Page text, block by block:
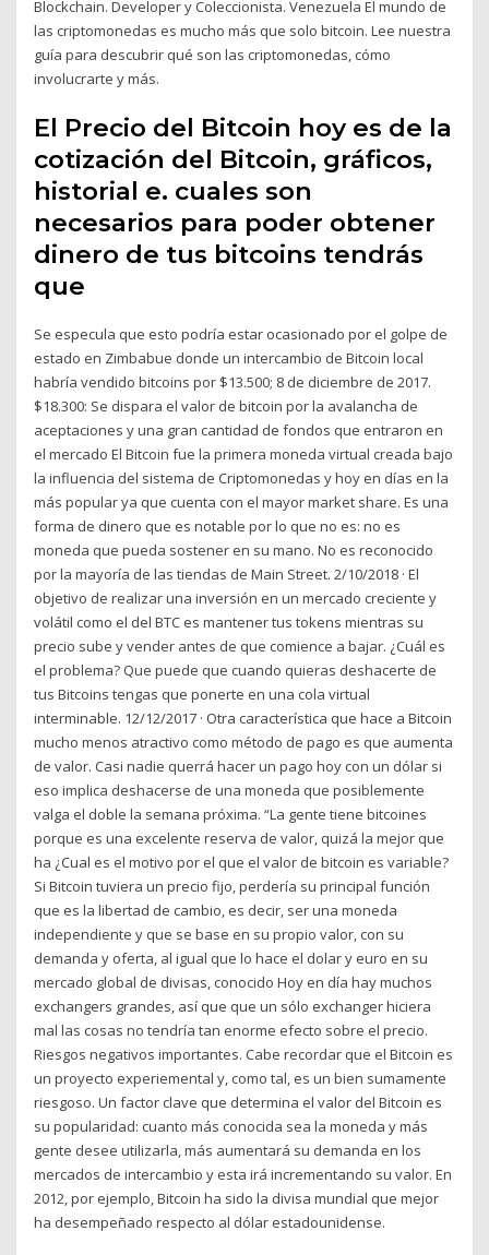
Blockchain. Developer y Coleccionista. Venezuela El mundo de
las criptomonedas es mucho más que solo bitcoin. Lee nuestra
guía para descubrir qué son las criptomonedas, cómo
involucrarte y más.
El Precio del Bitcoin hoy es de la
cotización del Bitcoin, gráficos,
historial e. cuales son
necesarios para poder obtener
dinero de tus bitcoins tendrás
que
Se especula que esto podría estar ocasionado por el golpe de
estado en Zimbabue donde un intercambio de Bitcoin local
habría vendido bitcoins por $13.500; 8 de diciembre de 2017.
$18.300: Se dispara el valor de bitcoin por la avalancha de
aceptaciones y una gran cantidad de fondos que entraron en
el mercado El Bitcoin fue la primera moneda virtual creada bajo
la influencia del sistema de Criptomonedas y hoy en días en la
más popular ya que cuenta con el mayor market share. Es una
forma de dinero que es notable por lo que no es: no es
moneda que pueda sostener en su mano. No es reconocido
por la mayoría de las tiendas de Main Street. 2/10/2018 · El
objetivo de realizar una inversión en un mercado creciente y
volátil como el del BTC es mantener tus tokens mientras su
precio sube y vender antes de que comience a bajar. ¿Cuál es
el problema? Que puede que cuando quieras deshacerte de
tus Bitcoins tengas que ponerte en una cola virtual
interminable. 12/12/2017 · Otra característica que hace a Bitcoin
mucho menos atractivo como método de pago es que aumenta
de valor. Casi nadie querrá hacer un pago hoy con un dólar si
eso implica deshacerse de una moneda que posiblemente
valga el doble la semana próxima. “La gente tiene bitcoines
porque es una excelente reserva de valor, quizá la mejor que
ha ¿Cual es el motivo por el que el valor de bitcoin es variable?
Si Bitcoin tuviera un precio fijo, perdería su principal función
que es la libertad de cambio, es decir, ser una moneda
independiente y que se base en su propio valor, con su
demanda y oferta, al igual que lo hace el dolar y euro en su
mercado global de divisas, conocido Hoy en día hay muchos
exchangers grandes, así que que un sólo exchanger hiciera
mal las cosas no tendría tan enorme efecto sobre el precio.
Riesgos negativos importantes. Cabe recordar que el Bitcoin es
un proyecto experiemental y, como tal, es un bien sumamente
riesgoso. Un factor clave que determina el valor del Bitcoin es
su popularidad: cuanto más conocida sea la moneda y más
gente desee utilizarla, más aumentará su demanda en los
mercados de intercambio y esta irá incrementando su valor. En
2012, por ejemplo, Bitcoin ha sido la divisa mundial que mejor
ha desempeñado respecto al dólar estadounidense.